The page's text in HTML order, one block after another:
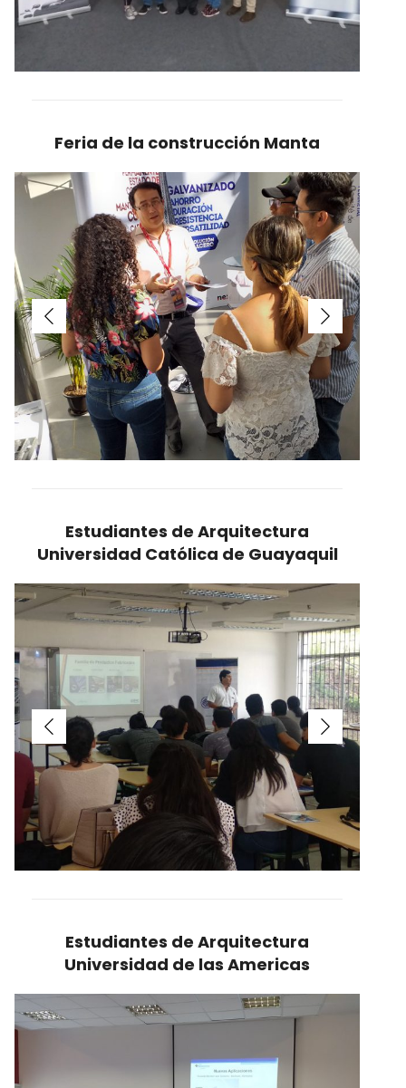
Feria de la construcción Manta
Estudiantes de Arquitectura
Universidad Católica de Guayaquil
Estudiantes de Arquitectura
Universidad de las Americas